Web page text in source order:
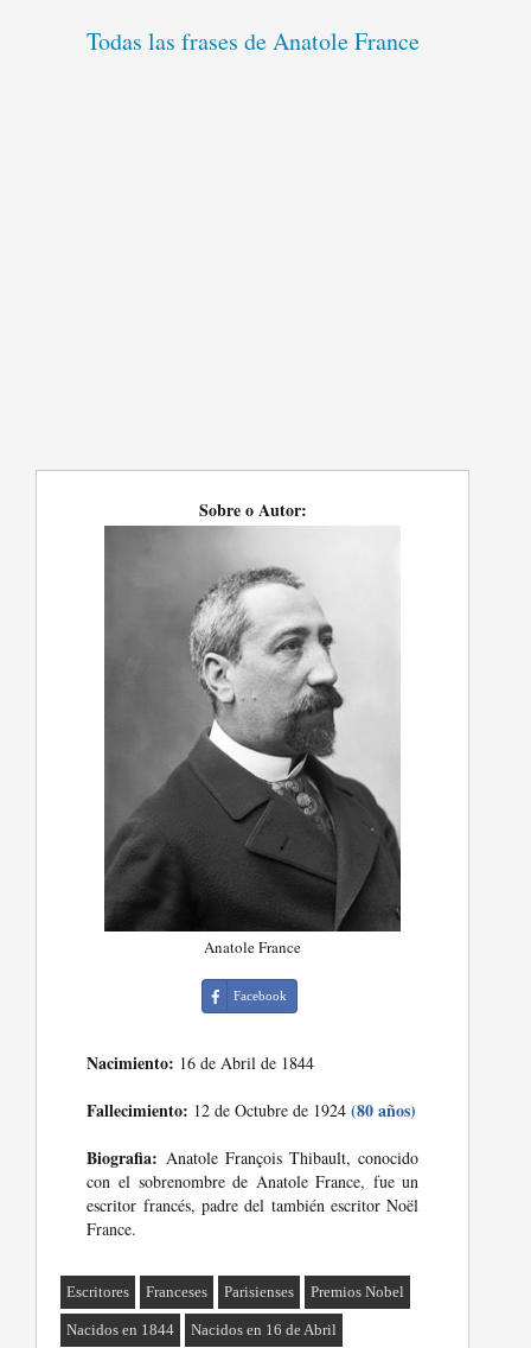
Todas las frases de Anatole France
Sobre o Autor:
Anatole France
Facebook
Nacimiento: 16 de Abril de 1844
Fallecimiento: 12 de Octubre de 1924(80 años)
Biografia: Anatole François Thibault, conocido
con el sobrenombre de Anatole France, fue un
escritor francés, padre del también escritor Noël
France.
Escritores Franceses Parisienses Premios Nobel
Nacidos en 1844 Nacidos en 16 de Abril